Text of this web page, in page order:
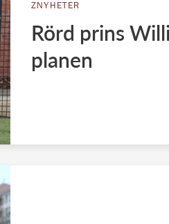
ZNYHETER
Rörd prins
planen